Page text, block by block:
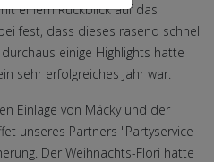
einem Rückblick auf das
fest, dass dieses rasend schnell
einige Highlights hatte
sehr erfolgreiches Jahr war.
Einlage von Mäcky und der
unseres Partners "Partyservice
Der Weihnachts-Flori hatte